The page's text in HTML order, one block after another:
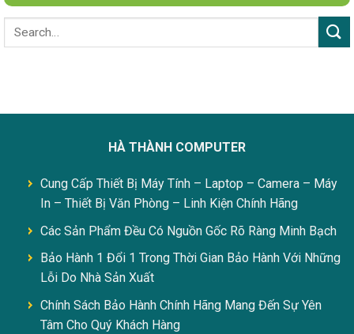
HÀ THÀNH COMPUTER
Cung Cấp Thiết Bị Máy Tính – Laptop – Camera – Máy
In – Thiết Bị Văn Phòng – Linh Kiện Chính Hãng
Các Sản Phẩm Đều Có Nguồn Gốc Rõ Ràng Minh Bạch
Bảo Hành 1 Đổi 1 Trong Thời Gian Bảo Hành Với Những
Lỗi Do Nhà Sản Xuất
Chính Sách Bảo Hành Chính Hãng Mang Đến Sự Yên
Tâm Cho Quý Khách Hàng